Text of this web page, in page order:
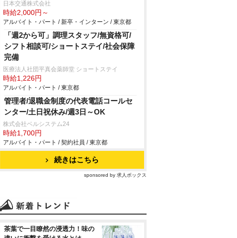
日本交通株式会社
時給2,000円～
アルバイト・パート / 新卒・インターン / 東京都
「週2から可」調理スタッフ/無資格可/
シフト相談可/ショートステイ/社会保障
完備
医療法人社団平真会薬師堂 ショートステイ
時給1,226円
アルバイト・パート / 東京都
管理者/退職金制度の代表電話コールセ
ンター/土日祝休み/週3日～OK
株式会社ベルシステム24
時給1,700円
アルバイト・パート / 契約社員 / 東京都
続きはこちら
sponsored by 求人ボックス
茶葉で一目瞭然の浸透力！味の